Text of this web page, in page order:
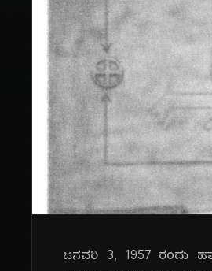
ಜನವರಿ 3, 1957 ರಂದು